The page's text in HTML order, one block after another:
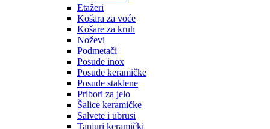
Etažeri
Košara za voće
Košare za kruh
Noževi
Podmetači
Posude inox
Posude keramičke
Posude staklene
Pribori za jelo
Šalice keramičke
Salvete i ubrusi
Tanjuri keramički